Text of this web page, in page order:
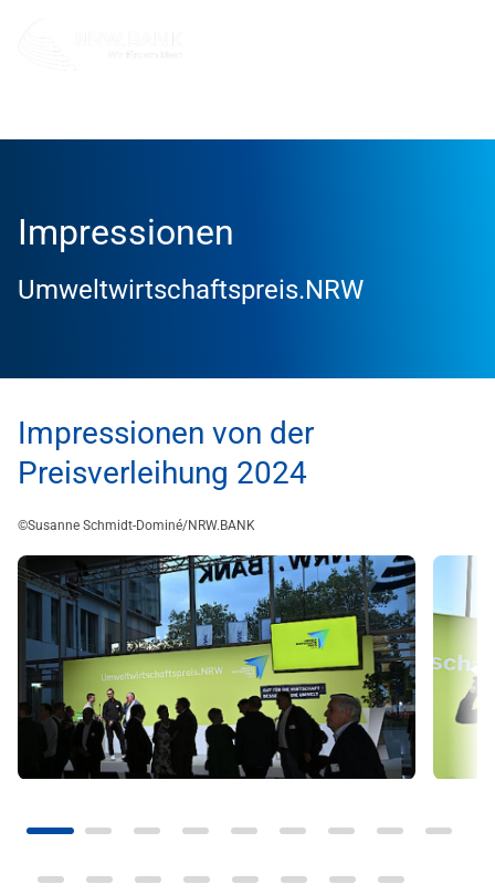
Impressionen
Umweltwirtschaftspreis.NRW
Impressionen von der
Preisverleihung 2024
©Susanne Schmidt-Dominé/NRW.BANK